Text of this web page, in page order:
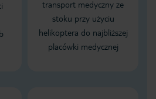
transport medyczny ze
stoku przy użyciu
helikoptera do najbliższej
placówki medycznej